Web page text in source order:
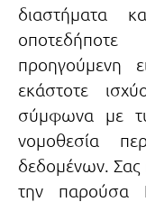
διαστήματα
οποτεδήποτε
προηγούμενη
εκάστοτε
σύμφωνα με
νομοθεσία
δεδομένων. Σας
την παρούσα